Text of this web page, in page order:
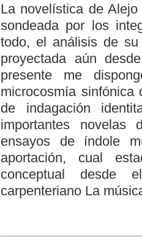
La novelística de
sondeada por los
todo, el análisis de
proyectada aún
presente me
microcosmía sinfónica
de indagación
importantes
ensayos de índole
aportación, cual
conceptual desde
carpenteriano La